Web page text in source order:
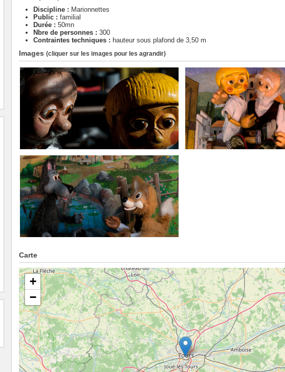
Discipline : Marionnettes
Public : familial
Durée : 50mn
Nbre de personnes : 300
Contraintes techniques : hauteur sous plafond de 3,50 m
Images (cliquer sur les images pour les agrandir)
Carte
+
−